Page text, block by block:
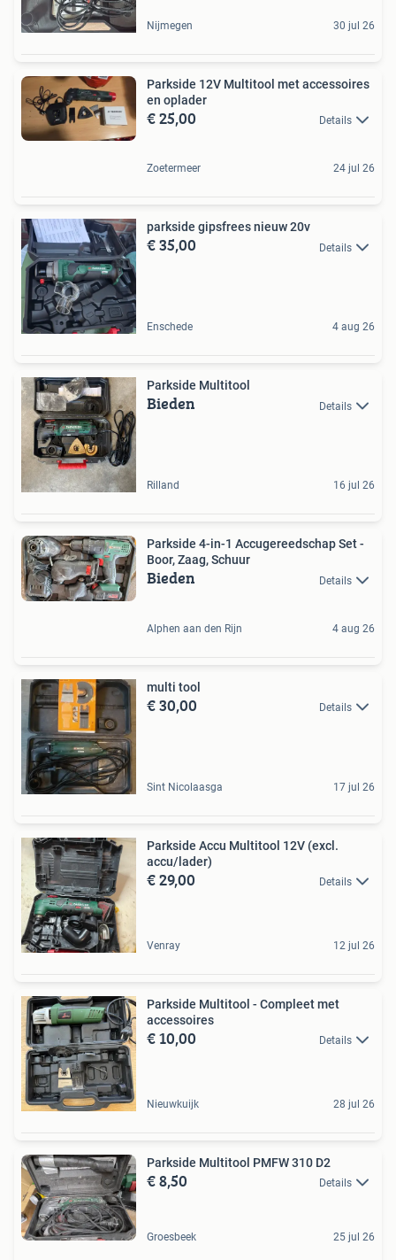
Nijmegen 30 jul 26
Parkside 12V Multitool met accessoires
en oplader
€ 25,00 Details
Zoetermeer 24 jul 26
parkside gipsfrees nieuw 20v
€ 35,00 Details
Enschede 4 aug 26
Parkside Multitool
Bieden Details
Rilland 16 jul 26
Parkside 4-in-1 Accugereedschap Set -
Boor, Zaag, Schuur
Bieden Details
Alphen aan den Rijn 4 aug 26
multi tool
€ 30,00 Details
Sint Nicolaasga 17 jul 26
Parkside Accu Multitool 12V (excl.
accu/lader)
€ 29,00 Details
Venray 12 jul 26
Parkside Multitool - Compleet met
accessoires
€ 10,00 Details
Nieuwkuijk 28 jul 26
Parkside Multitool PMFW 310 D2
€ 8,50 Details
Groesbeek 25 jul 26